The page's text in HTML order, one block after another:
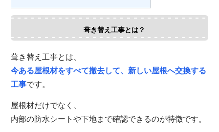
葺き替え工事とは？
葺き替え工事とは、
今ある屋根材をすべて撤去して、新しい屋根へ交換する
工事です。
屋根材だけでなく、
内部の防水シートや下地まで確認できるのが特徴です。